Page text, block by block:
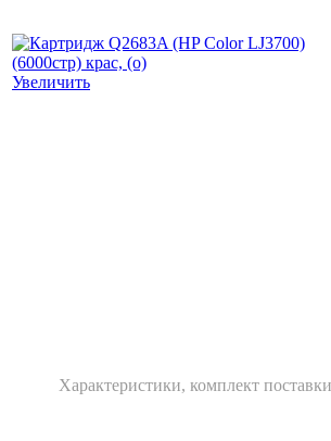
Увеличить
Xарактеристики, комплект